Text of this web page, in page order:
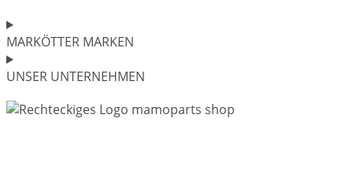
MARKÖTTER MARKEN
UNSER UNTERNEHMEN